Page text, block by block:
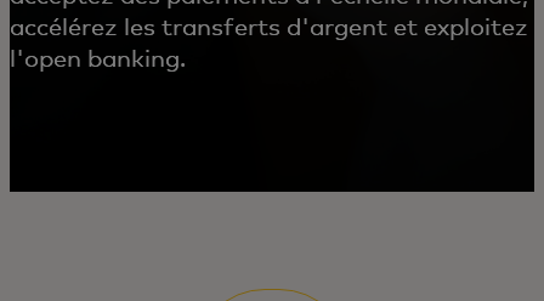
accélérez les transferts d'argent et exploitez
l'open banking.